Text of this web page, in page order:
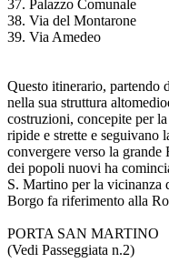
37. Palazzo Comunale
38. Via del Montarone
39. Via Amedeo
Questo itinerario, partendo
nella sua struttura
costruzioni, concepite per
ripide e strette e seguivano
convergere verso la grande
dei popoli nuovi ha
S. Martino per la vicinanza
Borgo fa riferimento alla
PORTA SAN MARTINO
(Vedi Passeggiata n.2)